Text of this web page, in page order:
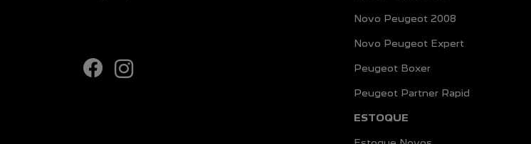
Novo Peugeot 2008
Novo Peugeot Expert
Peugeot Boxer
Peugeot Partner Rapid
ESTOQUE